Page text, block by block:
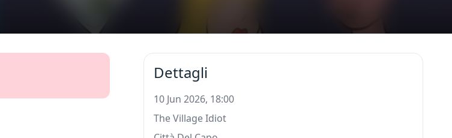
Dettagli
10 Jun 2026, 18:00
The Village Idiot